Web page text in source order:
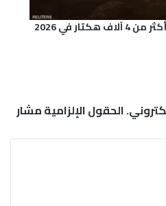
في 2026
الحقول الإلزامية مشار